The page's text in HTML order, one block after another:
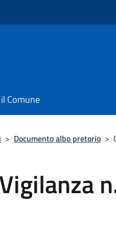
Comune
> Documento albo pretorio >